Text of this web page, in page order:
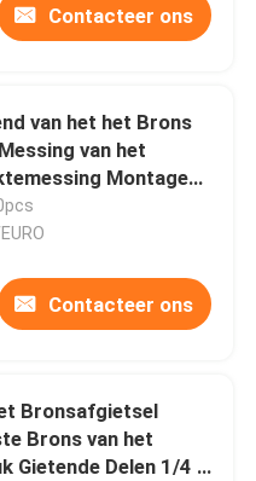
Contacteer ons
van het het Brons
van het
Montage
Bronspijp 1/4 " en
Contacteer ons
Bronsafgietsel
Brons van het
Gietende Delen 1/4 "